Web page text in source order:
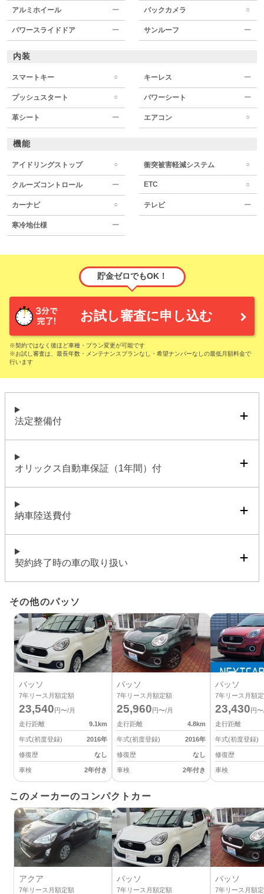
アルミホイール ー バックカメラ ○
パワースライドドア ー サンルーフ ー
内装
スマートキー ○ キーレス ー
プッシュスタート ○ パワーシート ー
革シート ー エアコン ○
機能
アイドリングストップ ○ 衝突被害軽減システム ○
クルーズコントロール ー ETC ○
カーナビ ○ テレビ ー
寒冷地仕様 ー
貯金ゼロでもOK！
お試し審査に申し込む
※契約ではなく後ほど車種・プラン変更が可能です
※お試し審査は、最長年数・メンテナンスプランなし・希望ナンバーなしの最低月額料金で
行います
法定整備付
オリックス自動車保証（1年間）付
納車陸送費付
契約終了時の車の取り扱い
その他のパッソ
パッソ
7年リース月額定額
23,540円〜/月
走行距離
9.1km
年式(初度登録) 2016年
修復歴 なし
車検 2年付き
パッソ
7年リース月額定額
25,960円〜/月
走行距離
4.8km
年式(初度登録) 2016年
修復歴 なし
車検 2年付き
パッソ
7年リース月額
23,430円
走行距離
年式(初度登録)
修復歴
車検
このメーカーのコンパクトカー
アクア
7年リース月額定額
パッソ
7年リース月額定額
パッソ
7年リース月額